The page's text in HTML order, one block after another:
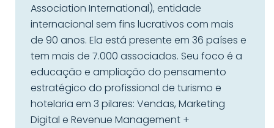
Association International), entidade
internacional sem fins lucrativos com mais
de 90 anos. Ela está presente em 36 países e
tem mais de 7.000 associados. Seu foco é a
educação e ampliação do pensamento
estratégico do profissional de turismo e
hotelaria em 3 pilares: Vendas, Marketing
Digital e Revenue Management +